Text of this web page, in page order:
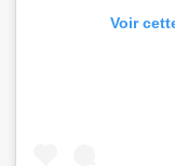
Voir